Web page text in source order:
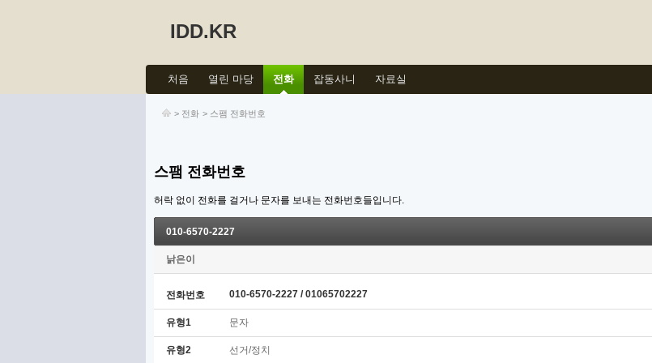
IDD.KR
처음 열린 마당 전화 잡동사니 자료실
> 전화 > 스팸 전화번호
스팸 전화번호
허락 없이 전화를 걸거나 문자를 보내는 전화번호들입니다.
010-6570-2227
낡은이
전화번호 010-6570-2227 / 01065702227
유형1 문자
유형2 선거/정치